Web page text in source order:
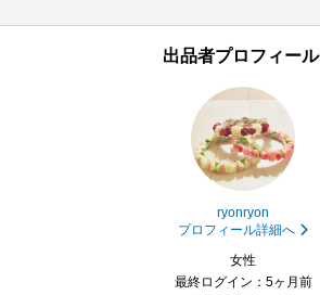
出品者プロフィール
ryonryon
プロフィール詳細へ
女性
最終ログイン：5ヶ月前